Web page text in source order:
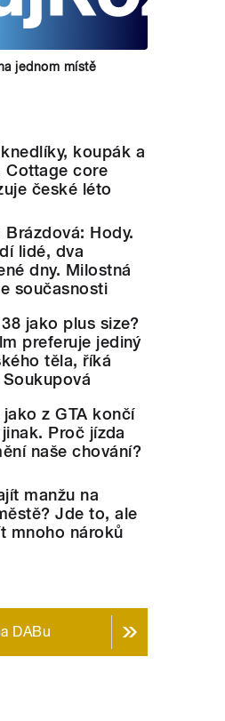
jednom místě
koupák a
Cottage core
české léto
Brázdová: Hody.
lidé, dva
dny. Milostná
současnosti
jako plus size?
preferuje jediný
těla, říká
z GTA končí
Proč jízda
naše chování?
manžu na
Jde to, ale
mnoho nároků
DABu